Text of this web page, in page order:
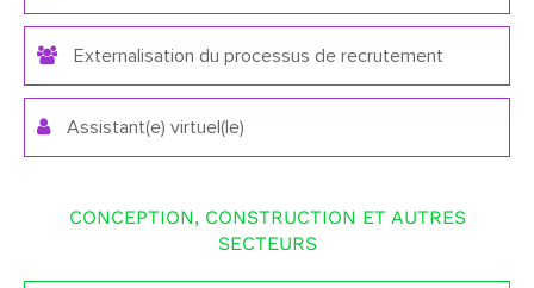
Externalisation du processus de recrutement
Assistant(e) virtuel(le)
CONCEPTION, CONSTRUCTION ET AUTRES
SECTEURS